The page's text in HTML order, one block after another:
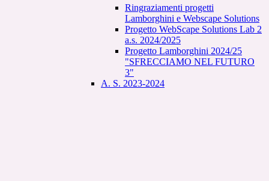
Ringraziamenti progetti
Lamborghini e Webscape Solutions
Progetto WebScape Solutions Lab 2
a.s. 2024/2025
Progetto Lamborghini 2024/25
"SFRECCIAMO NEL FUTURO
3"
A. S. 2023-2024